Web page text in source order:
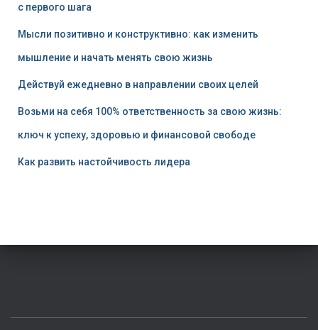
с первого шага
Мысли позитивно и конструктивно: как изменить
мышление и начать менять свою жизнь
Действуй ежедневно в направлении своих целей
Возьми на себя 100% ответственность за свою жизнь:
ключ к успеху, здоровью и финансовой свободе
Как развить настойчивость лидера